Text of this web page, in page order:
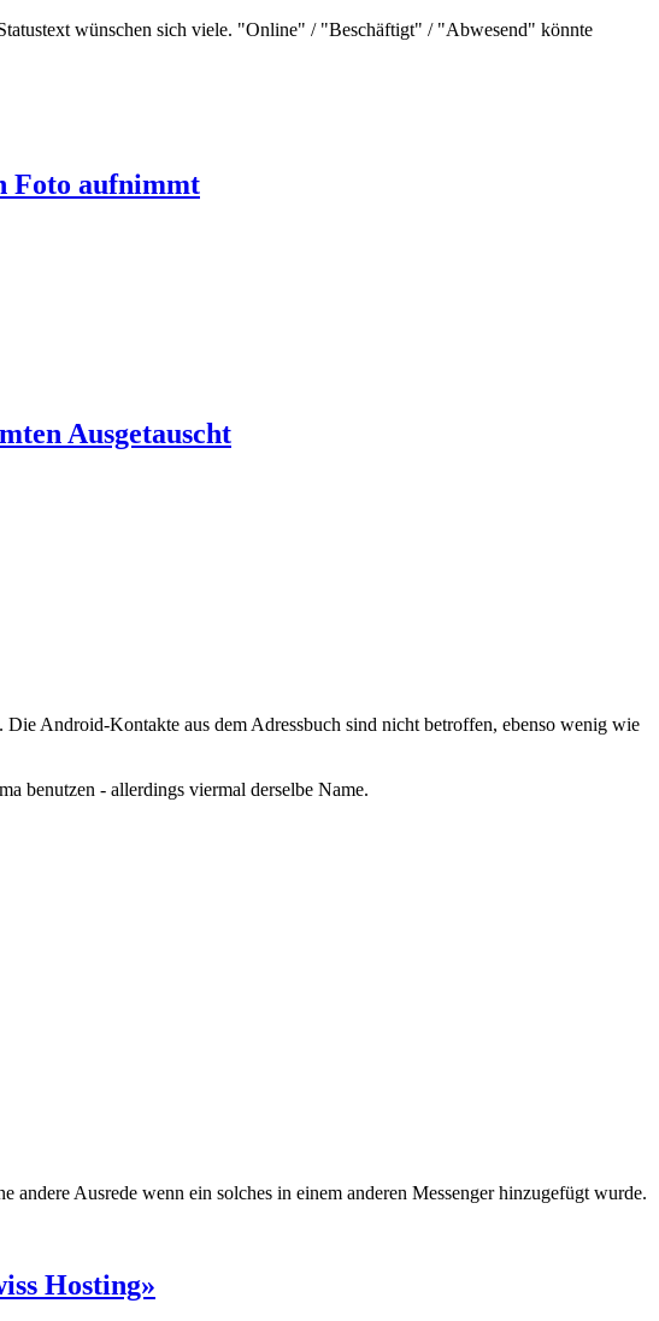
wünschen sich viele. "Online" / "Beschäftigt" / "Abwesend" könnte
Foto aufnimmt
Ausgetauscht
Android-Kontakte aus dem Adressbuch sind nicht betroffen, ebenso wenig wie
benutzen - allerdings viermal derselbe Name.
Ausrede wenn ein solches in einem anderen Messenger hinzugefügt wurde.
Hosting»